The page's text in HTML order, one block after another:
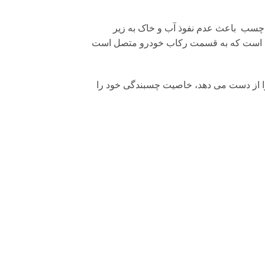
چسب باعث عدم نفوذ آب و خاک به زیر
این است که به قسمت رکاب خودرو متصل است
از دست می دهد، خاصیت چسبندگی خود را